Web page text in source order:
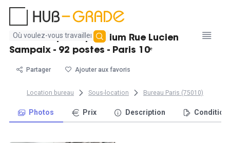
Aucun
résultat
Bureaux opérés premium Rue Lucien
Sampaix - 92 postes - Paris 10ᵉ
Partager Ajouter aux favoris
Location bureau Sous-location Bureau Paris (75010)
Photos Prix Description